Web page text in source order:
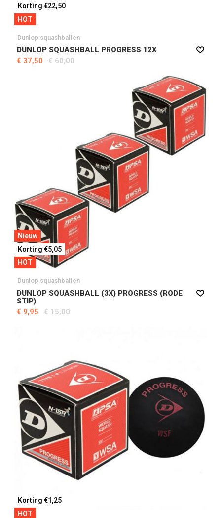
Korting €22,50
HOT
Dunlop squashballen
DUNLOP SQUASHBALL PROGRESS 12X
€ 37,50
€ 60,00
Nieuw
Korting €5,05
HOT
Dunlop squashballen
DUNLOP SQUASHBALL (3X) PROGRESS (RODE
STIP)
€ 9,95
€ 15,00
Korting €1,25
HOT